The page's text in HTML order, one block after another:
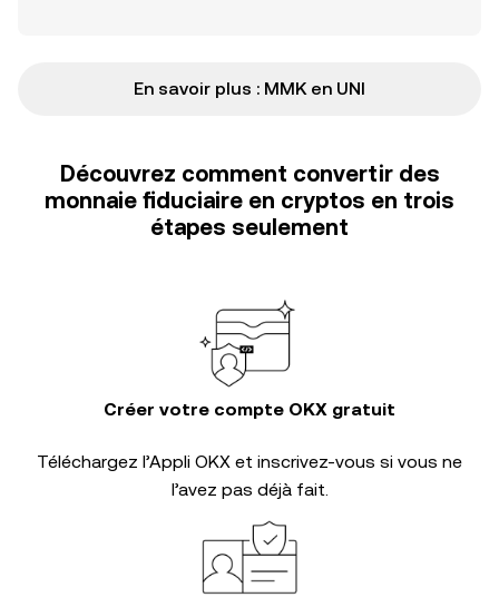
En savoir plus : MMK en UNI
Découvrez comment convertir des
monnaie fiduciaire en cryptos en trois
étapes seulement
Créer votre compte OKX gratuit
Téléchargez l’Appli OKX et inscrivez-vous si vous ne
l’avez pas déjà fait.